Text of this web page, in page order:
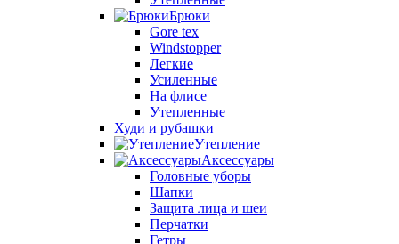
Брюки
Gore tex
Windstopper
Легкие
Усиленные
На флисе
Утепленные
Худи и рубашки
Утепление
Аксессуары
Головные уборы
Шапки
Защита лица и шеи
Перчатки
Гетры